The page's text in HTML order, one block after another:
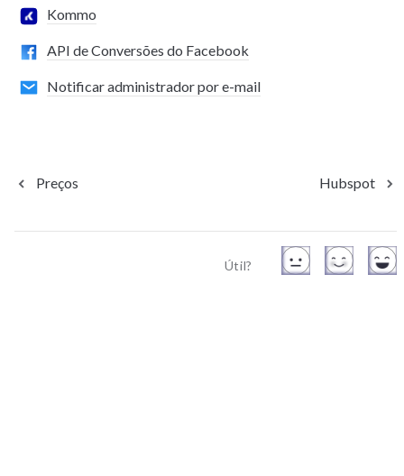
Kommo
API de Conversões do Facebook
Notificar administrador por e-mail
Preços Hubspot
Útil?